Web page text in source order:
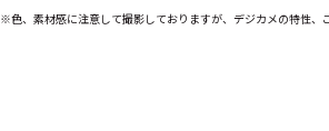
※色、素材感に注意して撮影しておりますが、デジカメの特性、